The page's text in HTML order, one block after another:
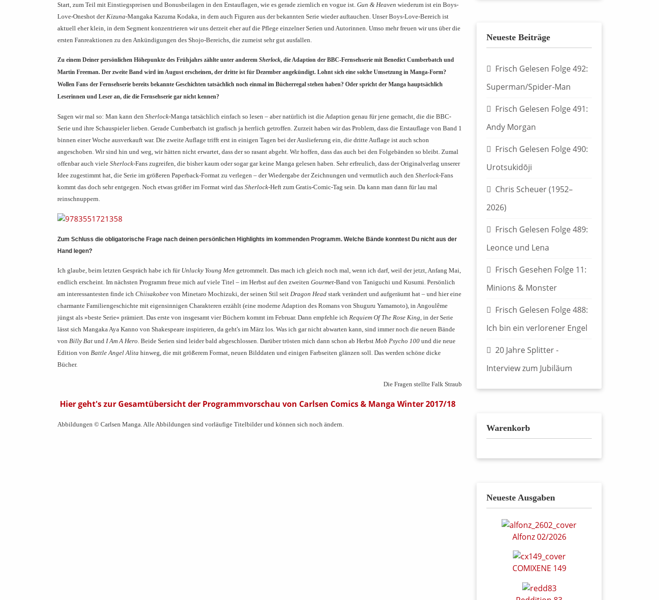
Start, zum Teil mit Einstiegspreisen und Bonusbeilagen in den Erstauflagen, wie es gerade ziemlich en vogue ist. Gun & Heaven wiederum ist ein Boys-
Love-Oneshot der Kizuna-Mangaka Kazuma Kodaka, in dem auch Figuren aus der bekannten Serie wieder auftauchen. Unser Boys-Love-Bereich ist
aktuell eher klein, in dem Segment konzentrieren wir uns derzeit eher auf die Pflege einzelner Serien und Autorinnen. Umso mehr freuen wir uns über die
ersten Fanreaktionen zu den Ankündigungen des Shojo-Bereichs, die zumeist sehr gut ausfallen.
Zu einem Deiner persönlichen Höhepunkte des Frühjahrs zählte unter anderem Sherlock, die Adaption der BBC-Fernsehserie mit Benedict Cumberbatch und
Martin Freeman. Der zweite Band wird im August erscheinen, der dritte ist für Dezember angekündigt. Lohnt sich eine solche Umsetzung in Manga-Form?
Wollen Fans der Fernsehserie bereits bekannte Geschichten tatsächlich noch einmal im Bücherregal stehen haben? Oder spricht der Manga hauptsächlich
Leserinnen und Leser an, die die Fernsehserie gar nicht kennen?
Sagen wir mal so: Man kann den Sherlock-Manga tatsächlich einfach so lesen – aber natürlich ist die Adaption genau für jene gemacht, die die BBC-
Serie und ihre Schauspieler lieben. Gerade Cumberbatch ist grafisch ja herrlich getroffen. Zurzeit haben wir das Problem, dass die Erstauflage von Band 1
binnen einer Woche ausverkauft war. Die zweite Auflage trifft erst in einigen Tagen bei der Auslieferung ein, die dritte Auflage ist auch schon
angeschoben. Wir sind hin und weg, wir hätten nicht erwartet, dass der so rasant abgeht. Wir hoffen, dass das auch bei den Folgebänden so bleibt. Zumal
offenbar auch viele Sherlock-Fans zugreifen, die bisher kaum oder sogar gar keine Manga gelesen haben. Sehr erfreulich, dass der Originalverlag unserer
Idee zugestimmt hat, die Serie im größeren Paperback-Format zu verlegen – der Wiedergabe der Zeichnungen und vermutlich auch den Sherlock-Fans
kommt das doch sehr entgegen. Noch etwas größer im Format wird das Sherlock-Heft zum Gratis-Comic-Tag sein. Da kann man dann für lau mal
reinschnuppern.
Zum Schluss die obligatorische Frage nach deinen persönlichen Highlights im kommenden Programm. Welche Bände konntest Du nicht aus der
Hand legen?
Ich glaube, beim letzten Gespräch habe ich für Unlucky Young Men getrommelt. Das mach ich gleich noch mal, wenn ich darf, weil der jetzt, Anfang Mai,
endlich erscheint. Im nächsten Programm freue mich auf viele Titel – im Herbst auf den zweiten Gourmet-Band von Taniguchi und Kusumi. Persönlich
am interessantesten finde ich Chiisakobee von Minetaro Mochizuki, der seinen Stil seit Dragon Head stark verändert und aufgeräumt hat – und hier eine
charmante Familiengeschichte mit eigensinnigen Charakteren erzählt (eine moderne Adaption des Romans von Shuguru Yamamoto), in Angoulême
jüngst als »beste Serie« prämiert. Das erste von insgesamt vier Büchern kommt im Februar. Dann empfehle ich Requiem Of The Rose King , in der Serie
lässt sich Mangaka Aya Kanno von Shakespeare inspirieren, da geht's im März los. Was ich gar nicht abwarten kann, sind immer noch die neuen Bände
von Billy Bat und I Am A Hero . Beide Serien sind leider bald abgeschlossen. Darüber trösten mich dann schon ab Herbst Mob Psycho 100 und die neue
Edition von Battle Angel Alita hinweg, die mit größerem Format, neuen Bilddaten und einigen Farbseiten glänzen soll. Das werden schöne dicke
Bücher.
Die Fragen stellte Falk Straub
Hier geht's zur Gesamtübersicht der Programmvorschau von Carlsen Comics & Manga Winter 2017/18
Abbildungen © Carlsen Manga. Alle Abbildungen sind vorläufige Titelbilder und können sich noch ändern.
Neueste Beiträge
Frisch Gelesen Folge 492:
Superman/Spider-Man
Frisch Gelesen Folge 491:
Andy Morgan
Frisch Gelesen Folge 490:
Urotsukidōji
Chris Scheuer (1952–
2026)
Frisch Gelesen Folge 489:
Leonce und Lena
Frisch Gesehen Folge 11:
Minions & Monster
Frisch Gelesen Folge 488:
Ich bin ein verlorener Engel
20 Jahre Splitter -
Interview zum Jubiläum
Warenkorb
Neueste Ausgaben
Alfonz 02/2026
COMIXENE 149